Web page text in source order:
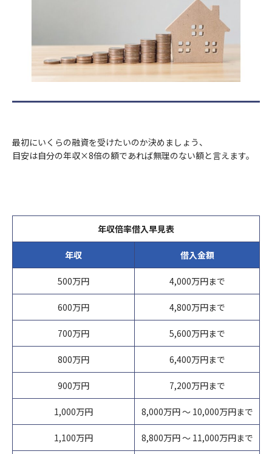
最初にいくらの融資を受けたいのか決めましょう、
目安は自分の年収×8倍の額であれば無理のない額と言えます。
年収倍率借入早見表
年収 借入金額
500万円 4,000万円まで
600万円 4,800万円まで
700万円 5,600万円まで
800万円 6,400万円まで
900万円 7,200万円まで
1,000万円 8,000万円 ～ 10,000万円まで
1,100万円 8,800万円 ～ 11,000万円まで